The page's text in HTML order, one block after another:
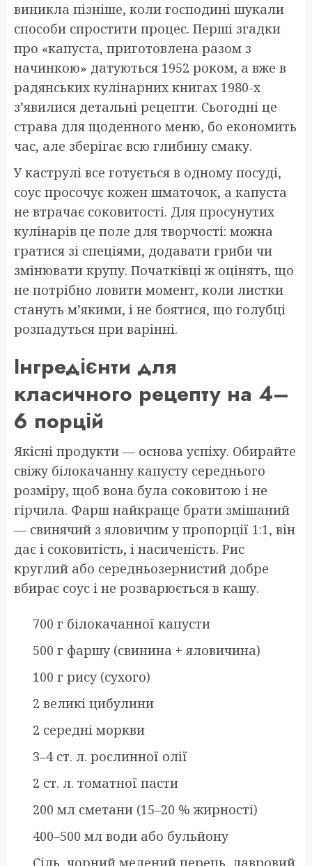
виникла пізніше, коли господині шукали
способи спростити процес. Перші згадки
про «капуста, приготовлена разом з
начинкою» датуються 1952 роком, а вже в
радянських кулінарних книгах 1980-х
з’явилися детальні рецепти. Сьогодні це
страва для щоденного меню, бо економить
час, але зберігає всю глибину смаку.
У каструлі все готується в одному посуді,
соус просочує кожен шматочок, а капуста
не втрачає соковитості. Для просунутих
кулінарів це поле для творчості: можна
гратися зі спеціями, додавати гриби чи
змінювати крупу. Початківці ж оцінять, що
не потрібно ловити момент, коли листки
стануть м’якими, і не боятися, що голубці
розпадуться при варінні.
Інгредієнти для
класичного рецепту на 4–
6 порцій
Якісні продукти — основа успіху. Обирайте
свіжу білокачанну капусту середнього
розміру, щоб вона була соковитою і не
гірчила. Фарш найкраще брати змішаний
— свинячий з яловичим у пропорції 1:1, він
дає і соковитість, і насиченість. Рис
круглий або середньозернистий добре
вбирає соус і не розварюється в кашу.
700 г білокачанної капусти
500 г фаршу (свинина + яловичина)
100 г рису (сухого)
2 великі цибулини
2 середні моркви
3–4 ст. л. рослинної олії
2 ст. л. томатної пасти
200 мл сметани (15–20 % жирності)
400–500 мл води або бульйону
Сіль, чорний мелений перець, лавровий